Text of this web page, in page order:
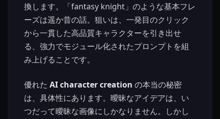
換します。「fantasy knight」のような基本フレ
ーズは遥か昔の話。狙いは、一発目のクリック
から一貫した高品質キャラクターを引き出せ
る、強力でモジュール化されたプロンプトを組
み上げることです。
優れた AI character creation の本当の秘密
は、具体性にあります。曖昧なアイデアは、い
つだって曖昧な画像にしかなりません。しかし